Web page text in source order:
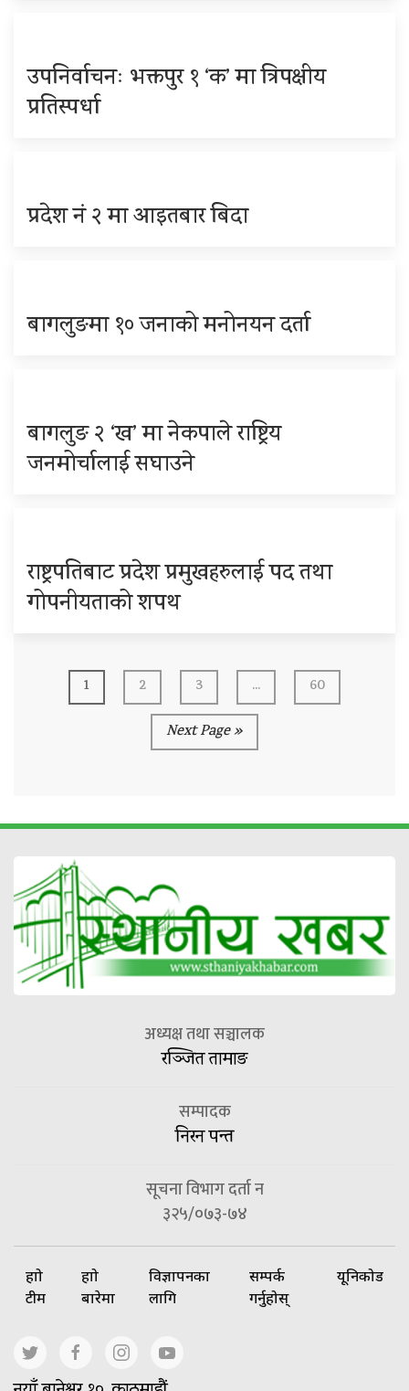
उपनिर्वाचनः भक्तपुर १ ‘क’ मा त्रिपक्षीय
प्रतिस्पर्धा
प्रदेश नं २ मा आइतबार बिदा
बागलुङमा १० जनाको मनोनयन दर्ता
बागलुङ २ ‘ख’ मा नेकपाले राष्ट्रिय
जनमोर्चालाई सघाउने
राष्ट्रपतिबाट प्रदेश प्रमुखहरुलाई पद तथा
गोपनीयताको शपथ
1 2 3 ...
60
Next Page »
अध्यक्ष तथा सञ्चालक
रञ्जित तामाङ
सम्पादक
निरन पन्त
सूचना विभाग दर्ता न
३२५/०७३-७४
हाम्रो
टीम
हाम्रो
बारेमा
विज्ञापनका
लागि
सम्पर्क
गर्नुहोस्
यूनिकोड